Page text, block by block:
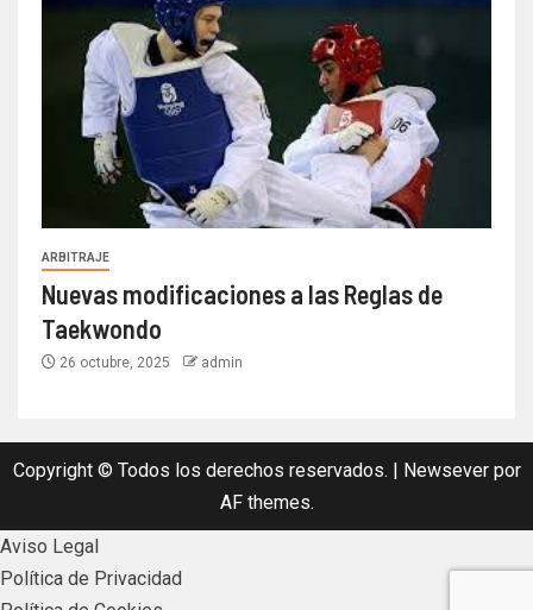
ARBITRAJE
Nuevas modificaciones a las Reglas de
Taekwondo
26 octubre, 2025 admin
Copyright © Todos los derechos reservados. | Newseverpor
AF themes.
Aviso Legal
Política de Privacidad